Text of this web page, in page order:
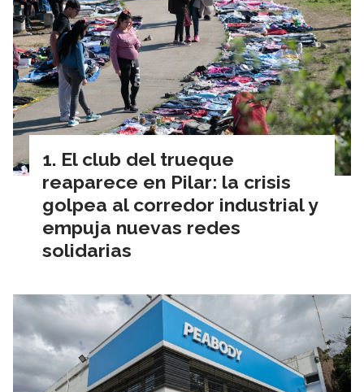
El club del trueque
reaparece en Pilar: la crisis
golpea al corredor industrial y
empuja nuevas redes
solidarias